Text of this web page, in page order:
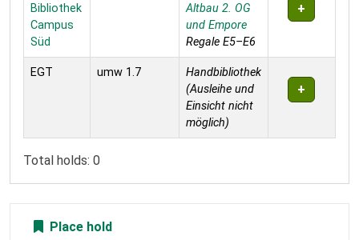
Bibliothek
Campus
Süd
Altbau 2. OG
und Empore
Regale E5–E6
EGT umw 1.7
Handbibliothek
(Ausleihe und
Einsicht nicht
möglich)
Total holds: 0
Place hold